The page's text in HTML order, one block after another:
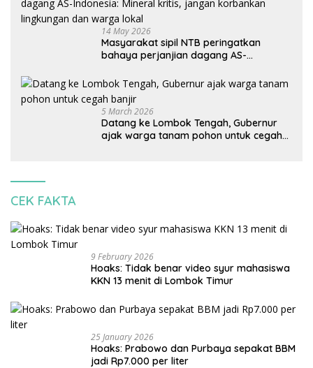
14 May 2026
Masyarakat sipil NTB peringatkan
bahaya perjanjian dagang AS-
korbankan lingkungan dan warga lokal
5 March 2026
Datang ke Lombok Tengah, Gubernur
ajak warga tanam pohon untuk cegah
CEK FAKTA
9 February 2026
Hoaks: Tidak benar video syur mahasiswa
KKN 13 menit di Lombok Timur
25 January 2026
Hoaks: Prabowo dan Purbaya sepakat BBM
jadi Rp7.000 per liter